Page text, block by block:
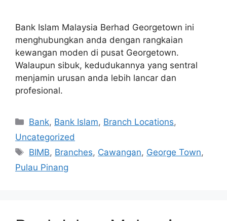
Bank Islam Malaysia Berhad Georgetown ini
menghubungkan anda dengan rangkaian
kewangan moden di pusat Georgetown.
Walaupun sibuk, kedudukannya yang sentral
menjamin urusan anda lebih lancar dan
profesional.
Categories
Bank, Bank Islam, Branch Locations,
Uncategorized
Tags
BIMB, Branches, Cawangan, George Town,
Pulau Pinang